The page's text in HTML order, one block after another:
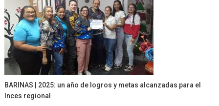
BARINAS | 2025: un año de logros y metas alcanzadas para el
Inces regional